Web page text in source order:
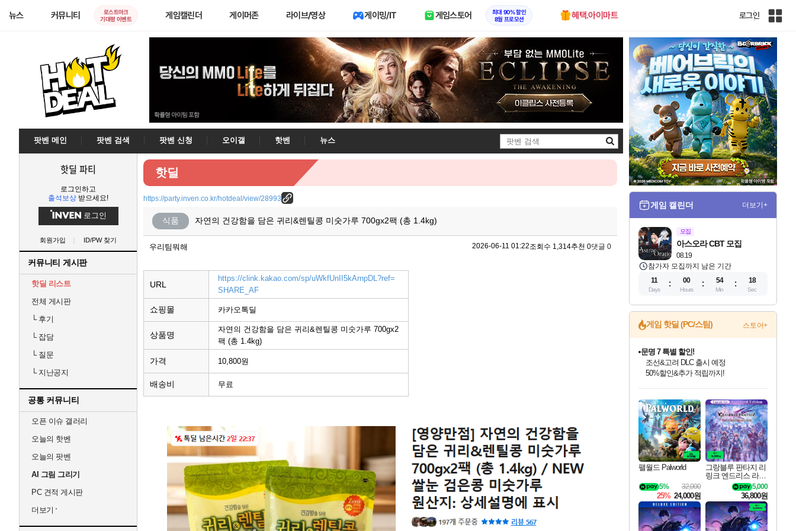
뉴스 커뮤니티
로스트아크
기대평 이벤트
게임캘린더 게이머존 라이브/영상 게이밍/IT 게임스토어
최대 90% 할인
8월 프로모션
혜택.아이마트 로그인
인
사
이
트
맵
팟벤 메인 팟벤 검색 팟벤 신청 오이갤 핫벤
뉴스
검
색
핫딜 파티
로그인하고
출석보상 받으세요!
로그인
회원가입 ID/PW 찾기
커뮤니티 게시판
핫딜 리스트
전체 게시판
└후기
└잡담
└질문
└지난공지
공통 커뮤니티
오픈 이슈 갤러리
오늘의 핫벤
오늘의 팟벤
AI 그림 그리기
PC 견적 게시판
더보기
핫딜
https://party.inven.co.kr/hotdeal/view/28993
식품 자연의 건강함을 담은 귀리&렌틸콩 미숫가루 700gx2팩 (총 1.4kg)
우리팀뭐해 2026-06-11 01:22조회수 1,314추천 0댓글 0
URL
https://clink.kakao.com/sp/uWkfUnII5kArnpDL?ref=
SHARE_AF
쇼핑몰 카카오톡딜
상품명
자연의 건강함을 담은 귀리&렌틸콩 미숫가루 700gx2
팩 (총 1.4kg)
가격 10,800원
배송비 무료
게임 캘린더 더보기+
모집
08.19
아스오라 CBT 모집
참가자 모집까지 남은 기간
11
Days
00
Hours
54
Min
17
Sec
게임 핫딜 (PC/스팀) 스토어+
최대 90% 할인가를 만나보세요!
네이버혜택과 함께 만나보세요!
50%할인&추가 적립까지!
마블 투혼 파이팅 소울즈 정식출시!
마블 히어로 총 출동&화려한 격투!
네이버 포인트 혜택까지!
이니&베니 혜택까지!
네이버 혜택가와 함께 예약하세요!
할인&네이버혜택으로 만나보세요!
네이버페이 혜택과 만나보세요!
40주년 프로모션으로 만나보세요!
할인가에 만나보세요!
일부 에디션 상시 할인!
혜택으로 예약 판매 중
편안하게 충전하세요
팰월드 Palworld
32,000
5%
25% 24,000원
그랑블루 판타지 리
링크 엔드리스 라그
나로크 업그레이드
킷 Granblue Fantasy
Relink Endless Ragn
arok Upgrade Kit DL
C
5,000
36,800원